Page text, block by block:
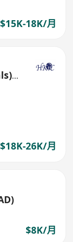
$15K-18K/月
-
$18K-26K/月
$8K/月